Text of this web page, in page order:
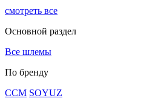
смотреть все
Основной раздел
Все шлемы
По бренду
CCM SOYUZ